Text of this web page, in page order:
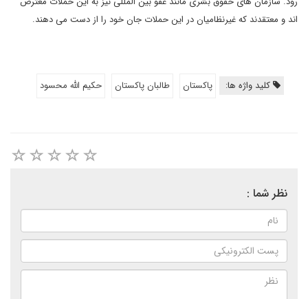
اند و معتقدند که غیرنظامیان در این حملات جان خود را از دست می دهند.
کلید واژه ها: پاکستان طالبان پاکستان حکیم الله محسود
نظر شما :